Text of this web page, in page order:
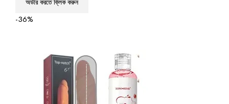
অর্ডার করতে ক্লিক করুন
-36%